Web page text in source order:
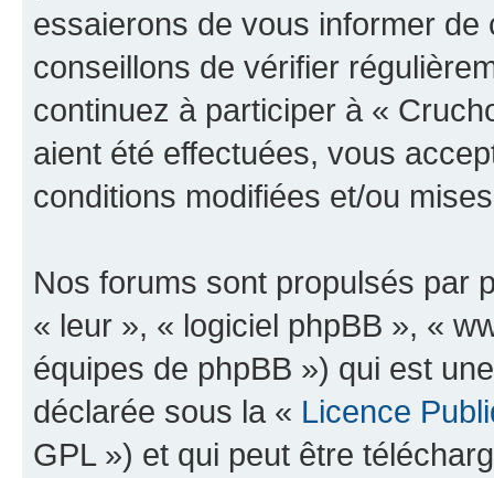
essaierons de vous informer
conseillons de vérifier
continuez à participer à «
aient été effectuées, vous
conditions modifiées et/ou
Nos forums sont propulsés par
« leur », « logiciel phpBB », «
équipes de phpBB ») qui est
déclarée sous la « Licence
GPL ») et qui peut être